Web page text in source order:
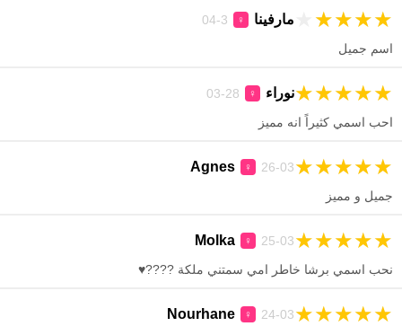
مارفينا ♀
3-04 ★
★
★
★
اسم جميل
نوراء ♀
28-03 ★
★
★
★
★
احب اسمي كثيراً انه مميز
Agnes ♀ 26-03 ★
★
★
★
★
جميل و مميز
Molka ♀ 25-03 ★
★
★
★
★
نحب اسمي برشا خاطر امي سمتني ملكة ????♥️
Nourhane ♀ 24-03 ★
★
★
★
★